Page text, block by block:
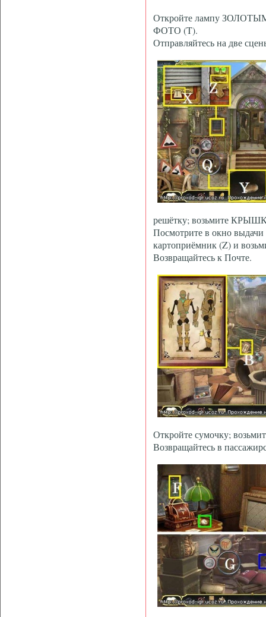
Откройте лампу
ФОТО (T).
Отправляйтесь на две
решётку; возьмите
Посмотрите в окно
картоприёмник (Z) и
Возвращайтесь к Почте.
Откройте сумочку;
Возвращайтесь в